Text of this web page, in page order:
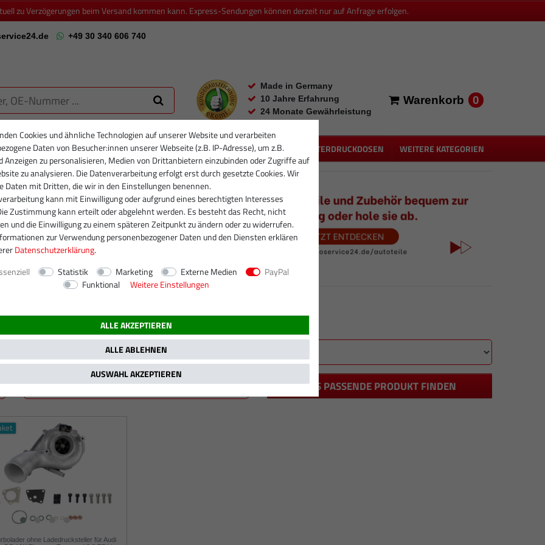
zu Verzögerungen beim Versand kommen kann. Express-Sendungen können derzeit nur auf Anfrage erfolgen.
+49 30 340 606 740
Made in Germany
10 Jahre Erfahrung
24 Monate Gewährleistung
Warenkorb 0
PARTIKELFILTER NEU INJEKTOREN RUMPFGRUPPEN UNTERDRUCKDOSEN WEITERE KATEGORIEN
kW / 211 PS
DAS PASSENDE PRODUKT FINDEN
ohne Ladedrucksteller für Audi
Cookies und ähnliche Technologien auf unserer Website und verarbeiten
Daten von Besucher:innen unserer Webseite (z.B. IP-Adresse), um z.B.
Anzeigen zu personalisieren, Medien von Drittanbietern einzubinden oder Zugriffe auf
zu analysieren. Die Datenverarbeitung erfolgt erst durch gesetzte Cookies. Wir
Daten mit Dritten, die wir in den Einstellungen benennen.
kann mit Einwilligung oder aufgrund eines berechtigten Interesses
Zustimmung kann erteilt oder abgelehnt werden. Es besteht das Recht, nicht
und die Einwilligung zu einem späteren Zeitpunkt zu ändern oder zu widerrufen.
zur Verwendung personenbezogener Daten und den Diensten erklären
Daten­schutz­erklärung.
Statistik Marketing Externe Medien
PayPal
Funktional
Weitere Einstellungen
ALLE AKZEPTIEREN
ALLE ABLEHNEN
AUSWAHL AKZEPTIEREN